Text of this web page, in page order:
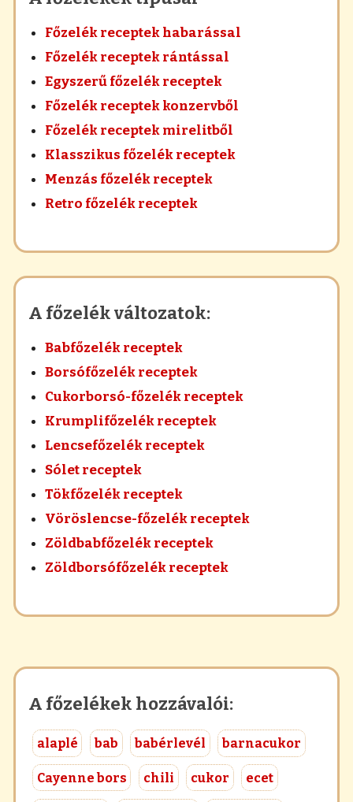
Főzelék receptek habarással
Főzelék receptek rántással
Egyszerű főzelék receptek
Főzelék receptek konzervből
Főzelék receptek mirelitből
Klasszikus főzelék receptek
Menzás főzelék receptek
Retro főzelék receptek
A főzelék változatok:
Babfőzelék receptek
Borsófőzelék receptek
Cukorborsó-főzelék receptek
Krumplifőzelék receptek
Lencsefőzelék receptek
Sólet receptek
Tökfőzelék receptek
Vöröslencse-főzelék receptek
Zöldbabfőzelék receptek
Zöldborsófőzelék receptek
A főzelékek hozzávalói:
alaplé bab babérlevél barnacukor
Cayenne bors chili cukor ecet